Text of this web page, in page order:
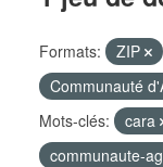
Formats: ZIP
Communauté
Mots-clés:
cara
communaute-